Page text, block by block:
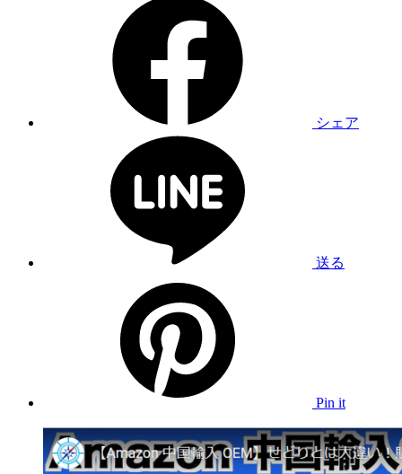
シェア
送る
Pin it